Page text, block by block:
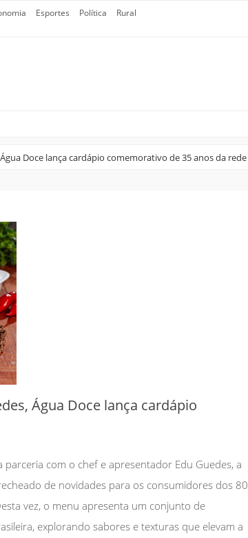
Esportes Política
Rural
Doce lança cardápio comemorativo de 35 anos da rede
Água Doce lança cardápio
com o chef e apresentador Edu Guedes, a
de novidades para os consumidores dos 80
vez, o menu apresenta um conjunto de
explorando sabores e texturas que elevam a
antecipa
saneamento
em
Geral
investimentos
estruturantes em
jan 08